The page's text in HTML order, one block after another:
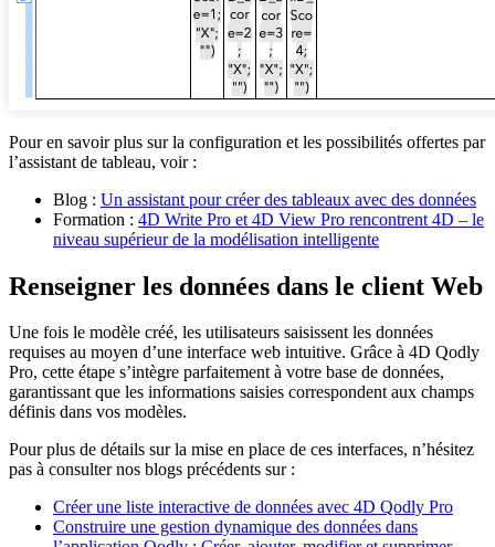
Pour en savoir plus sur la configuration et les possibilités offertes par
l’assistant de tableau, voir :
Blog : Un assistant pour créer des tableaux avec des données
Formation : 4D Write Pro et 4D View Pro rencontrent 4D – le
niveau supérieur de la modélisation intelligente
Renseigner les données dans le client Web
Une fois le modèle créé, les utilisateurs saisissent les données
requises au moyen d’une interface web intuitive. Grâce à 4D Qodly
Pro, cette étape s’intègre parfaitement à votre base de données,
garantissant que les informations saisies correspondent aux champs
définis dans vos modèles.
Pour plus de détails sur la mise en place de ces interfaces, n’hésitez
pas à consulter nos blogs précédents sur :
Créer une liste interactive de données avec 4D Qodly Pro
Construire une gestion dynamique des données dans